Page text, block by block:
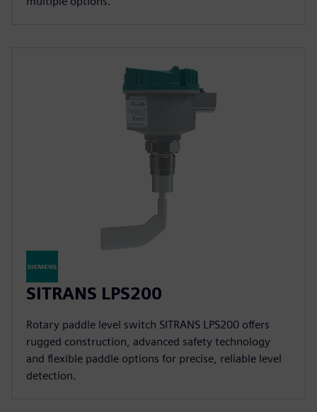
SITRANS LPS200
Rotary paddle level switch SITRANS LPS200 offers
rugged construction, advanced safety technology
and flexible paddle options for precise, reliable level
detection.